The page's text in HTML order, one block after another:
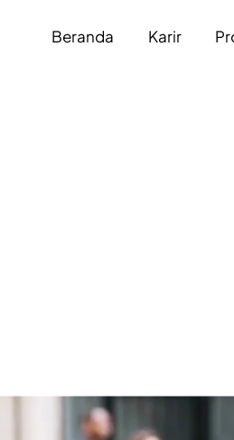
Beranda Karir